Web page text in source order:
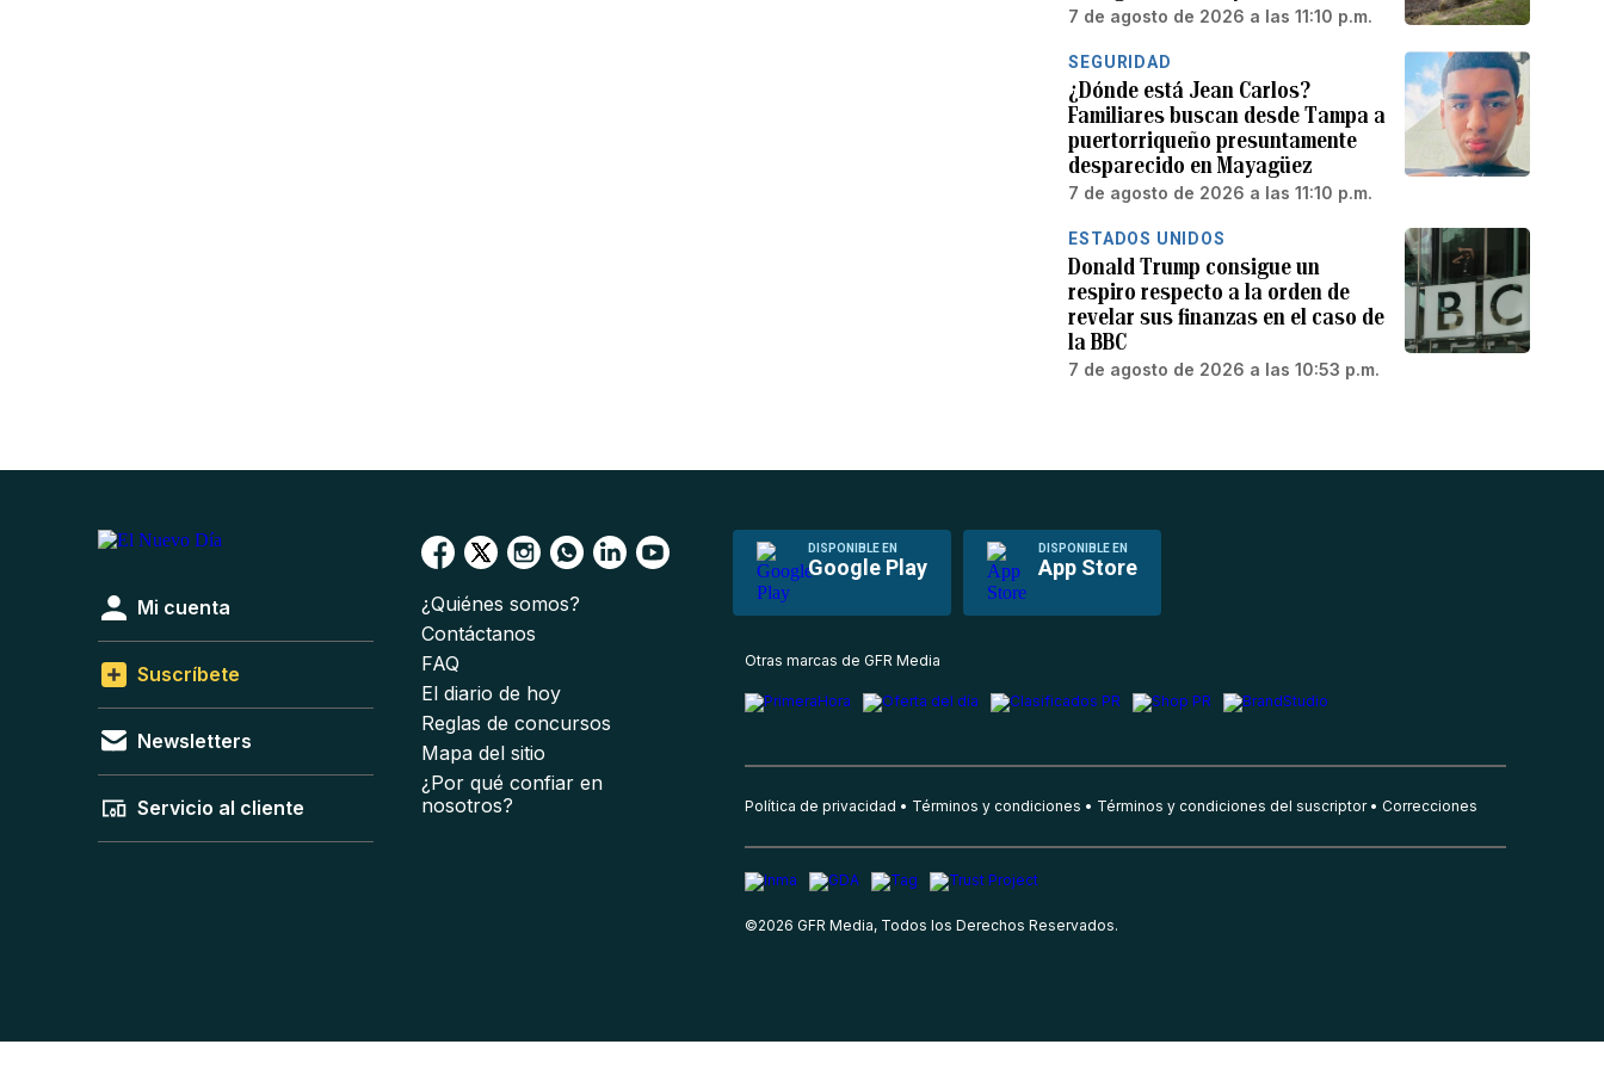
7 de agosto de 2026 a las 11:10 p.m.
SEGURIDAD
¿Dónde está Jean Carlos?
Familiares buscan desde Tampa a
puertorriqueño presuntamente
desparecido en Mayagüez
7 de agosto de 2026 a las 11:10 p.m.
ESTADOS UNIDOS
Donald Trump consigue un
respiro respecto a la orden de
revelar sus finanzas en el caso de
la BBC
7 de agosto de 2026 a las 10:53 p.m.
DISPONIBLE EN
Google Play
DISPONIBLE EN
App Store
Mi cuenta
Suscríbete
Newsletters
Servicio al cliente
¿Quiénes somos?
Contáctanos
FAQ
El diario de hoy
Reglas de concursos
Mapa del sitio
¿Por qué confiar en
nosotros?
Otras marcas de GFR Media
Política de privacidad Términos y condiciones Términos y condiciones del suscriptor Correcciones
©2026 GFR Media, Todos los Derechos Reservados.